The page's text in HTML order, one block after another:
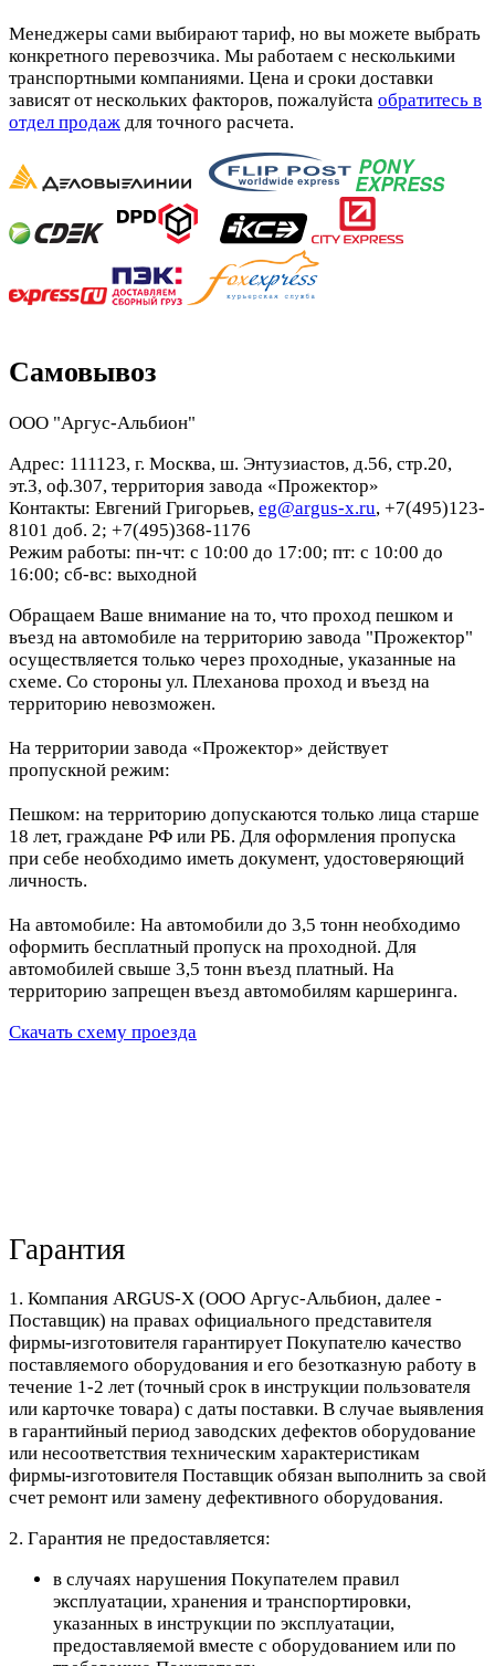
Менеджеры сами выбирают тариф, но вы можете выбрать
конкретного перевозчика. Мы работаем с несколькими
транспортными компаниями. Цена и сроки доставки
зависят от нескольких факторов, пожалуйста обратитесь в
отдел продаж для точного расчета.
Самовывоз
ООО "Аргус-Альбион"
Адрес: 111123, г. Москва, ш. Энтузиастов, д.56, стр.20,
эт.3, оф.307, территория завода «Прожектор»
Контакты: Евгений Григорьев, eg@argus-x.ru, +7(495)123-
8101 доб. 2; +7(495)368-1176
Режим работы: пн-чт: с 10:00 до 17:00; пт: с 10:00 до
16:00; сб-вс: выходной
Обращаем Ваше внимание на то, что проход пешком и
въезд на автомобиле на территорию завода "Прожектор"
осуществляется только через проходные, указанные на
схеме. Со стороны ул. Плеханова проход и въезд на
территорию невозможен.
На территории завода «Прожектор» действует
пропускной режим:
Пешком: на территорию допускаются только лица старше
18 лет, граждане РФ или РБ. Для оформления пропуска
при себе необходимо иметь документ, удостоверяющий
личность.
На автомобиле: На автомобили до 3,5 тонн необходимо
оформить бесплатный пропуск на проходной. Для
автомобилей свыше 3,5 тонн въезд платный. На
территорию запрещен въезд автомобилям каршеринга.
Скачать схему проезда
Гарантия
1. Компания ARGUS-X (ООО Аргус-Альбион, далее -
Поставщик) на правах официального представителя
фирмы-изготовителя гарантирует Покупателю качество
поставляемого оборудования и его безотказную работу в
течение 1-2 лет (точный срок в инструкции пользователя
или карточке товара) с даты поставки. В случае выявления
в гарантийный период заводских дефектов оборудование
или несоответствия техническим характеристикам
фирмы-изготовителя Поставщик обязан выполнить за свой
счет ремонт или замену дефективного оборудования.
2. Гарантия не предоставляется:
в случаях нарушения Покупателем правил
эксплуатации, хранения и транспортировки,
указанных в инструкции по эксплуатации,
предоставляемой вместе с оборудованием или по